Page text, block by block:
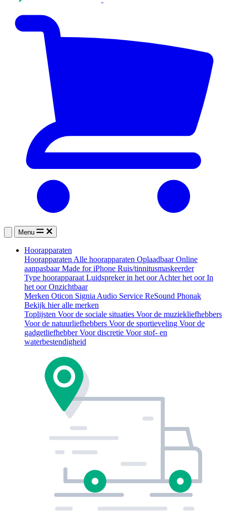
Menu
Hoorapparaten
Hoorapparaten Alle hoorapparaten OplaadbaarOnline
aanpasbaarMade for iPhone Ruis/tinnitusmaskeerder
Type hoorapparaat Luidspreker in het oorAchter het oorIn
het oorOnzichtbaar
Merken Oticon Signia Audio Service ReSound Phonak
Bekijk hier alle merken
Toplijsten Voor de sociale situaties Voor de muziekliefhebbers
Voor de natuurliefhebbers Voor de sportieveling Voor de
gadgetliefhebberVoor discretie Voor stof- en
waterbestendigheid